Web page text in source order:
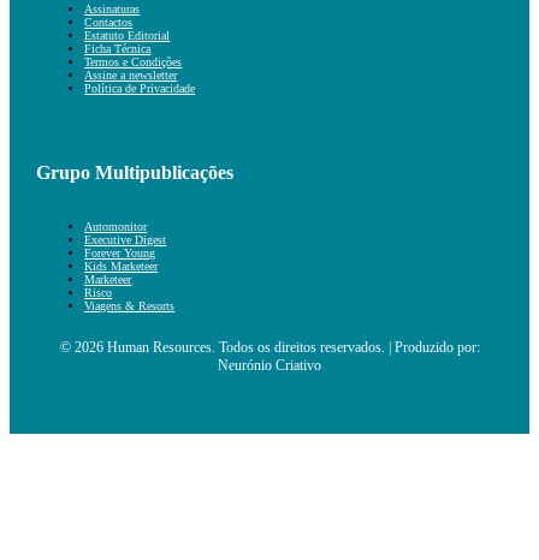
Assinaturas
Contactos
Estatuto Editorial
Ficha Técnica
Termos e Condições
Assine a newsletter
Política de Privacidade
Grupo Multipublicações
Automonitor
Executive Digest
Forever Young
Kids Marketeer
Marketeer
Risco
Viagens & Resorts
© 2026 Human Resources. Todos os direitos reservados. | Produzido por:
Neurónio Criativo